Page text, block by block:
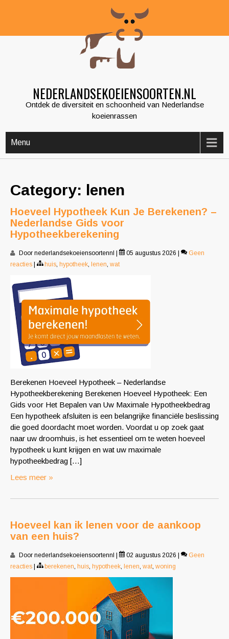
NEDERLANDSEKOEIENSOORTEN.NL
Ontdek de diversiteit en schoonheid van Nederlandse
koeienrassen
Menu
Category: lenen
Hoeveel Hypotheek Kun Je Berekenen? –
Nederlandse Gids voor
Hypotheekberekening
Door nederlandsekoeiensoortennl 05 augustus 2026
Geen
reacties
huis, hypotheek, lenen, wat
Berekenen Hoeveel Hypotheek – Nederlandse
Hypotheekberekening Berekenen Hoeveel Hypotheek: Een
Gids voor Het Bepalen van Uw Maximale Hypotheekbedrag
Een hypotheek afsluiten is een belangrijke financiële beslissing
die goed doordacht moet worden. Voordat u op zoek gaat
naar uw droomhuis, is het essentieel om te weten hoeveel
hypotheek u kunt krijgen en wat uw maximale
hypotheekbedrag […]
Lees meer »
Hoeveel kan ik lenen voor de aankoop
van een huis?
Door nederlandsekoeiensoortennl 02 augustus 2026
Geen
reacties
berekenen, huis, hypotheek, lenen, wat, woning